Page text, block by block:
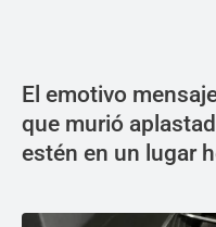
El emotivo
que murió
estén en un lugar